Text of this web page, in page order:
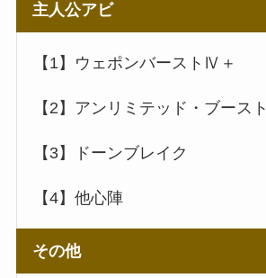
主人公アビ
【1】ウェポンバーストⅣ＋
【2】アンリミテッド・ブースト
【3】ドーンブレイク
【4】他心陣
その他